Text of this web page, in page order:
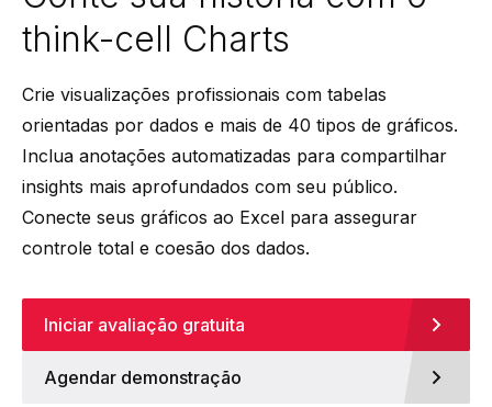
think-cell Charts
Crie visualizações profissionais com tabelas
orientadas por dados e mais de 40 tipos de gráficos.
Inclua anotações automatizadas para compartilhar
insights mais aprofundados com seu público.
Conecte seus gráficos ao Excel para assegurar
controle total e coesão dos dados.
Iniciar avaliação gratuita
Agendar demonstração